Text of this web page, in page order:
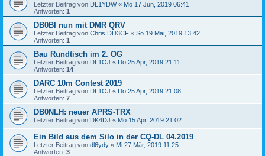
Letzter Beitrag von DL1YDW« Mo 17 Jun, 2019 06:41
Antworten: 1
DB0BI nun mit DMR QRV
Letzter Beitrag von Chris DD3CF « So 19 Mai, 2019 13:42
Antworten: 1
Bau Rundtisch im 2. OG
Letzter Beitrag von DL1OJ « Do 25 Apr, 2019 21:11
Antworten: 14
DARC 10m Contest 2019
Letzter Beitrag von DL1OJ « Do 25 Apr, 2019 21:08
Antworten: 7
DB0NLH: neuer APRS-TRX
Letzter Beitrag von DK4DJ « Mo 15 Apr, 2019 21:02
Ein Bild aus dem Silo in der CQ-DL 04.2019
Letzter Beitrag von dl6ydy « Mi 27 Mär, 2019 11:25
Antworten: 3